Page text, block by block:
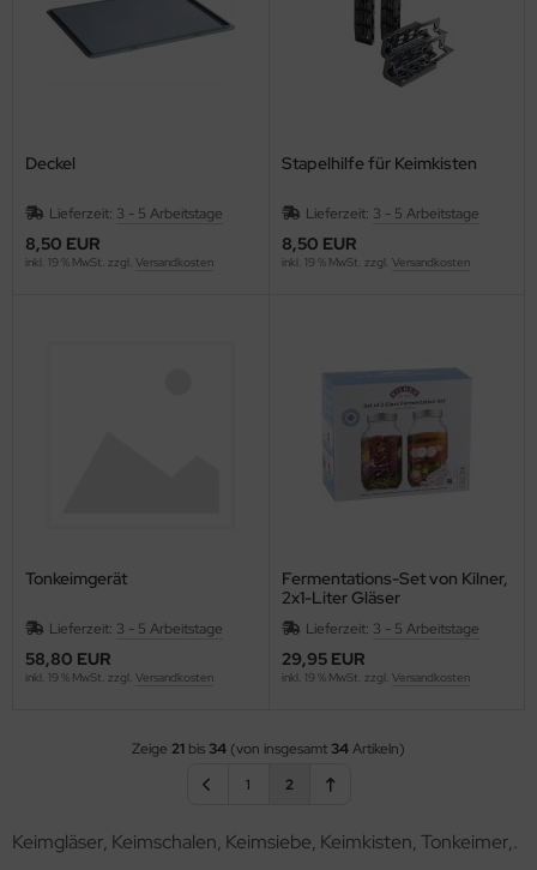
Deckel
Lieferzeit: 3 - 5 Arbeitstage
8,50 EUR
inkl. 19 % MwSt. zzgl. Versandkosten
Stapelhilfe für Keimkisten
Lieferzeit: 3 - 5 Arbeitstage
8,50 EUR
inkl. 19 % MwSt. zzgl. Versandkosten
Tonkeimgerät
Lieferzeit: 3 - 5 Arbeitstage
58,80 EUR
inkl. 19 % MwSt. zzgl. Versandkosten
Fermentations-Set von Kilner,
2x1-Liter Gläser
Lieferzeit: 3 - 5 Arbeitstage
29,95 EUR
inkl. 19 % MwSt. zzgl. Versandkosten
Zeige 21 bis 34 (von insgesamt 34Artikeln)
1
2
Keimgläser, Keimschalen, Keimsiebe, Keimkisten, Tonkeimer,.